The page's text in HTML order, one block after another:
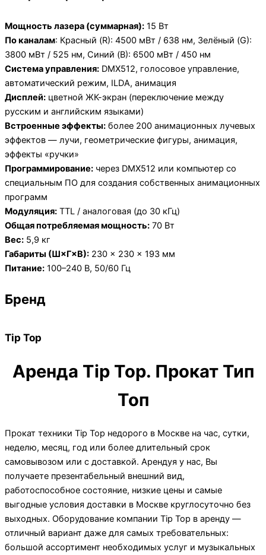
Мощность лазера (суммарная): 15 Вт
По каналам: Красный (R): 4500 мВт / 638 нм, Зелёный (G):
3800 мВт / 525 нм, Синий (B): 6500 мВт / 450 нм
Система управления: DMX512, голосовое управление,
автоматический режим, ILDA, анимация
Дисплей: цветной ЖК-экран (переключение между
русским и английским языками)
Встроенные эффекты: более 200 анимационных лучевых
эффектов — лучи, геометрические фигуры, анимация,
эффекты «ручки»
Программирование: через DMX512 или компьютер со
специальным ПО для создания собственных анимационных
программ
Модуляция: TTL / аналоговая (до 30 кГц)
Общая потребляемая мощность: 70 Вт
Вес: 5,9 кг
Габариты (Ш×Г×В): 230 × 230 × 193 мм
Питание: 100–240 В, 50/60 Гц
Бренд
Tip Top
Аренда Tip Top. Прокат Тип
Топ
Прокат техники Tip Top недорого в Москве на час, сутки,
неделю, месяц, год или более длительный срок
самовывозом или с доставкой. Арендуя у нас, Вы
получаете презентабельный внешний вид,
работоспособное состояние, низкие цены и самые
выгодные условия доставки в Москве круглосуточно без
выходных. Оборудование компании Tip Top в аренду —
отличный вариант даже для самых требовательных:
большой ассортимент необходимых услуг и музыкальных